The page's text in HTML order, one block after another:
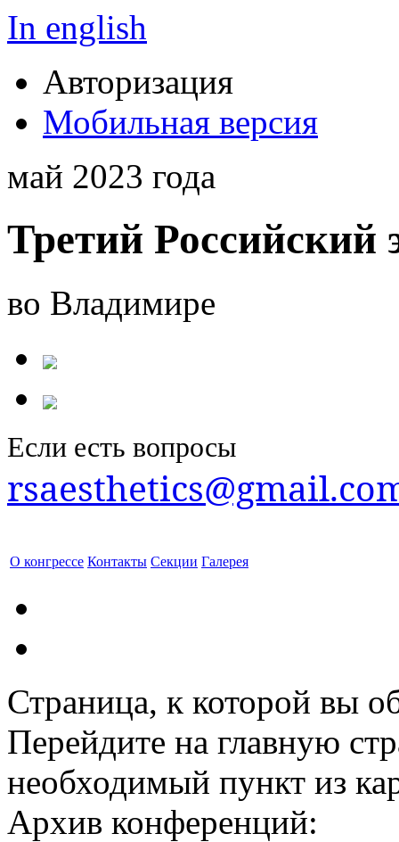
In english
Авторизация
Мобильная версия
май 2023 года
Третий Российский
во Владимире
Если есть вопросы
О конгрессе Контакты Секции Галерея
Страница, к которой вы
Перейдите на главную
необходимый пункт из
Архив конференций: